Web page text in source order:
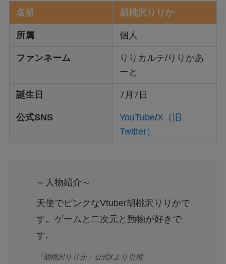
名前 胡桃沢りりか
所属 個人
ファンネーム
りりカルテ/りりかあ
ーと
誕生日 7月7日
公式SNS YouTube/X（旧
Twitter）
～人物紹介～
天使でピンクなVtuber胡桃沢りりかで
す。ゲームと二次元と動物が好きで
す。
「胡桃沢りりか」公式Xより引用